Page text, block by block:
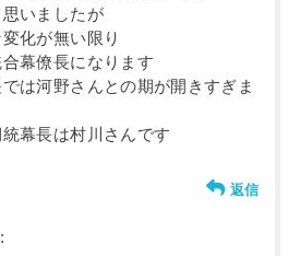
いましたが
化が無い限り
幕僚長になります
は河野さんとの期が開きすぎま
幕長は村川さんです
返信